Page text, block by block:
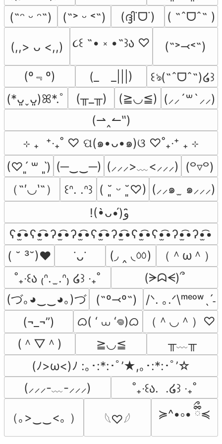
(˶ᵔ ᵕ ᵔ˶)
(˶˃ ᵕ ˂˶) (ദ്ദി˙ᗜ˙) ( ˶ˆᗜˆ˵ )
(,,> ᴗ <,,) ૮꒰ ˶• ༝ •˶꒱ა ♡ (˶˃⤙˂˶)
(º﹃º) (_　_|||)
꒰ঌ(˶ˆᗜˆ˵)໒꒱
(*ᴗ͈ˬᴗ͈)ꕤ*.ﾟ
(╥_╥) (≧◡≦) (⸝⸝´꒳`⸝⸝)
(⇀‸↼‶)
⊹ ₊  ⁺‧₊˚ ♡ ପ(๑•ᴗ•๑)ଓ ♡˚₊‧⁺ ₊ ⊹
(♡ˊ͈ ꒳ ˋ͈) (─‿‿─) (⸝⸝⸝>﹏<⸝⸝⸝) (꒪▿꒪)
（˶′◡‵˶）
꒰ᐢ. .ᐢ꒱ ( ˘͈ ᵕ ˘͈♡) (⸝⸝๑  ̫ ๑⸝⸝⸝)
ʕ•̫͡•ʕ•̫͡•ʔ•̫͡•ʔ•̫͡•ʕ•̫͡•ʔ•̫͡•ʕ•̫͡•ʕ•̫͡•ʔ•̫͡•ʔ•̫͡•
( ˘ ³˘)♥
˙ᴗ˙ (◞ ‸ ◟ㆀ)
（＾ω＾）
˚₊‧꒰ა ₍ᐢ.  ̫.ᐢ₎ ໒꒱ ‧₊˚
(ᗒᗣᗕ)՞
(づ｡◕‿‿◕｡)づ
(˶º⤙º˶)
/ᐠ. ｡.ᐟ\ᵐᵉᵒʷˎˊ˗
(¬_¬”)
ᜊ( ‘ ⩊ ‘𖦹)ᜊ
（＾◡＾）♡
(＾▽＾)
≧◡≦
╥﹏╥
(ﾉ>ω<)ﾉ :｡･:*:･ﾟ’★,｡･:*:･ﾟ’☆
(⸝⸝⸝-﹏-⸝⸝⸝)
˚₊‧꒰ა.  .໒꒱ ‧₊˚
（｡>‿‿<｡ ） 𓆩♡𓆪 ≽^•༚• ྀིྀ≼